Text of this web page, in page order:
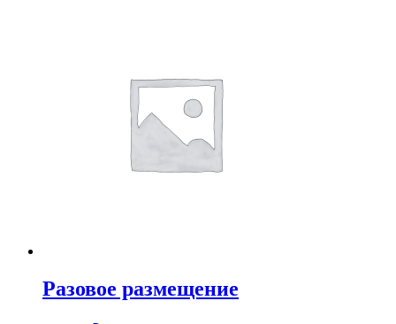
Разовое размещение